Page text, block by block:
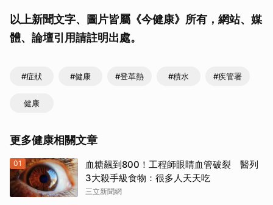
以上新聞文字、圖片皆屬《今健康》所有，網站、媒
體、論壇引用請註明出處。
#症狀 #健康 #登革熱 #積水 #疾管署
健康
更多健康相關文章
01
血糖飆到800！工程師眼睛血管破裂 醫列
3大殺手級食物：很多人天天吃
三立新聞網